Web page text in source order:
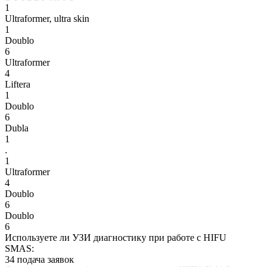
1
Ultraformer, ultra skin
1
Doublo
6
Ultraformer
4
Liftera
1
Doublo
6
Dubla
1
.
1
Ultraformer
4
Doublo
6
Doublo
6
Используете ли УЗИ диагностику при работе с HIFU
SMAS:
34 подача заявок